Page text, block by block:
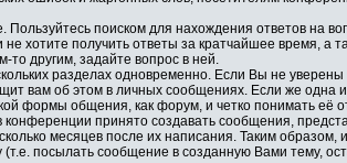
поиском для нахождения ответов на
хотите получить ответы за кратчайшее время,
то другим, задайте вопрос в ней.
разделах одновременно. Если Вы не
вам об этом в личных сообщениях. Если же одна
формы общения, как форум, и четко понимать её
конференции принято создавать сообщения,
месяцев после их написания. Таким образом,
посылать сообщение в созданную Вами тему,